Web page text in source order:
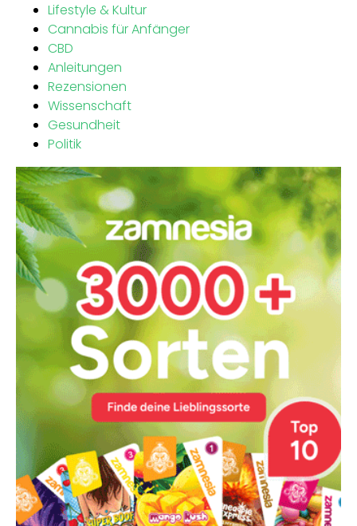
Lifestyle & Kultur
Cannabis für Anfänger
CBD
Anleitungen
Rezensionen
Wissenschaft
Gesundheit
Politik